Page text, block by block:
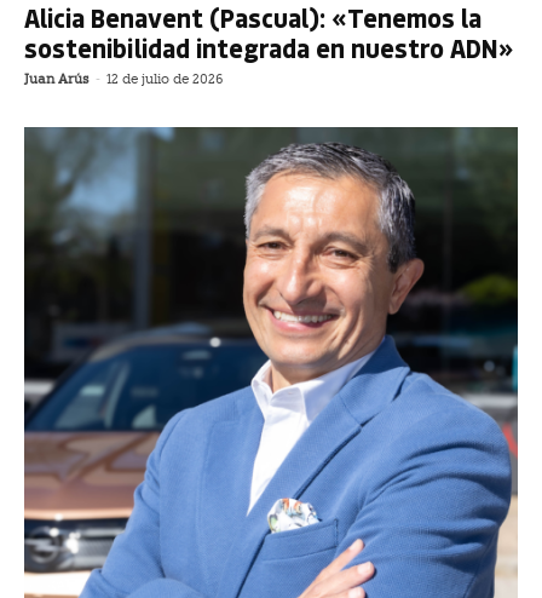
Alicia Benavent (Pascual): «Tenemos la
sostenibilidad integrada en nuestro ADN»
Juan Arús - 12 de julio de 2026